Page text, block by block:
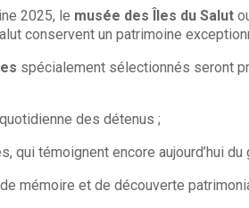
2025, le musée des Îles du Salut
conservent un patrimoine
spécialement sélectionnés seront
des détenus ;
qui témoignent encore aujourd’hui du
mémoire et de découverte